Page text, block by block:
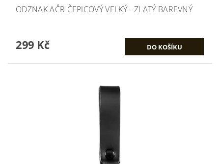
ODZNAK AČR ČEPICOVÝ VELKÝ - ZLATÝ BAREVNÝ
299 Kč